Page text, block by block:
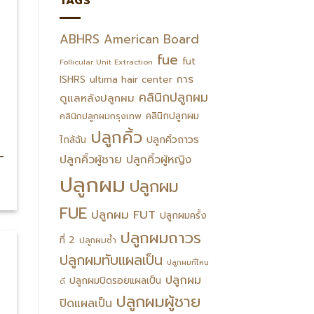
ABHRS American Board
Follicular Unit Extraction fue fut
ISHRS ultima hair center การ
ดูแลหลังปลูกผม คลินิกปลูกผม
คลินิกปลูกผมกรุงเทพ คลินิกปลูกผม
ไกล้ฉัน ปลูกคิ้ว ปลูกคิ้วถาวร
ปลูกคิ้วผู้ชาย ปลูกคิ้วผู้หญิง
ปลูกผม ปลูกผม
FUE ปลูกผม FUT ปลูกผมครั้ง
ที่ 2 ปลูกผมซ้ำ ปลูกผมถาวร
ปลูกผมทับแผลเป็น ปลูกผมที่ไหน
ดี ปลูกผมปิดรอยแผลเป็น ปลูกผม
ปิดแผลเป็น ปลูกผมผู้ชาย